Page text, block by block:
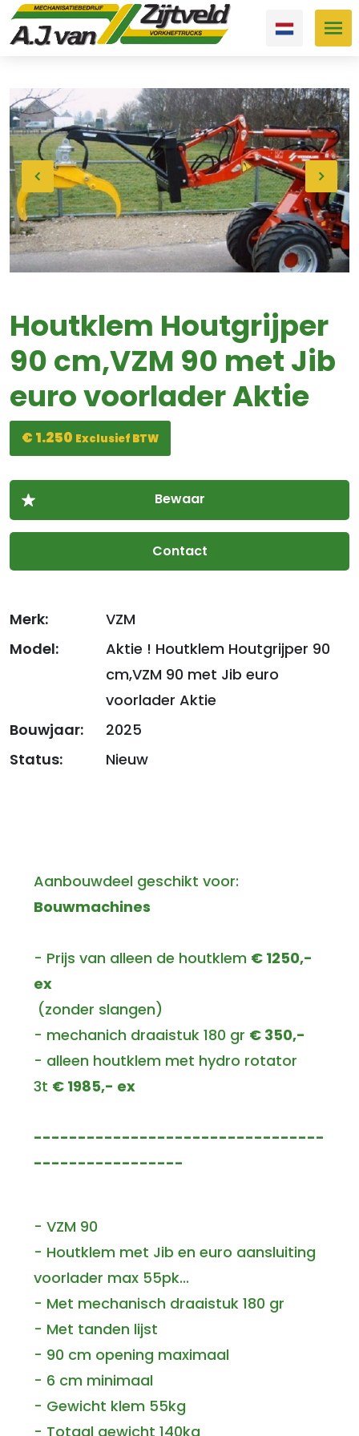
Houtklem Houtgrijper
90 cm,VZM 90 met Jib
euro voorlader Aktie
€ 1.250 Exclusief BTW
Contact
Merk:
VZM
Model:
Aktie ! Houtklem Houtgrijper 90
cm,VZM 90 met Jib euro
voorlader Aktie
Bouwjaar:
2025
Status:
Nieuw
Aanbouwdeel geschikt voor:
Bouwmachines
- Prijs van alleen de houtklem € 1250,-
ex
(zonder slangen)
- mechanich draaistuk 180 gr € 350,-
- alleen houtklem met hydro rotator
3t € 1985,- ex
---------------------------------
-----------------
- VZM 90
- Houtklem met Jib en euro aansluiting
voorlader max 55pk...
- Met mechanisch draaistuk 180 gr
- Met tanden lijst
- 90 cm opening maximaal
- 6 cm minimaal
- Gewicht klem 55kg
- Totaal gewicht 140kg